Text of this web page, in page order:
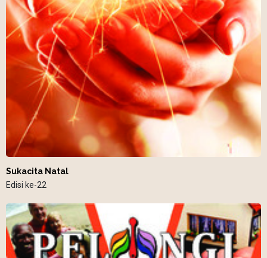
Sukacita Natal
Edisi ke-22